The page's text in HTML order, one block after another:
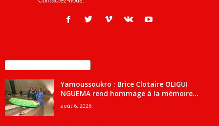
Yamoussoukro : Brice Clotaire OLIGUI
NGUEMA rend hommage à la mémoire...
août 6, 2026